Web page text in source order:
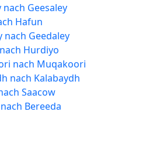
Geesaley
Hafun
nach Geedaley
Hurdiyo
nach Muqakoori
nach Kalabaydh
Saacow
Bereeda